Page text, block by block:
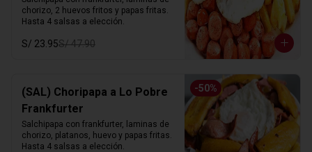
chorizo, 2 huevos fritos y papas fritas.
Hasta 4 salsas a elección.
S/ 23.95S/ 47.90
-50%
(SAL) Choripapa a Lo Pobre
Frankfurter
Salchipapa con frankfurter, laminas de
chorizo, platanos, huevo y papas fritas.
Hasta 4 salsas a elección.